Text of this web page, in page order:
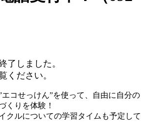
了しました。
ください。
コせっけん”を使って、自由に自分の
くりを体験！
クルについての学習タイムも予定して